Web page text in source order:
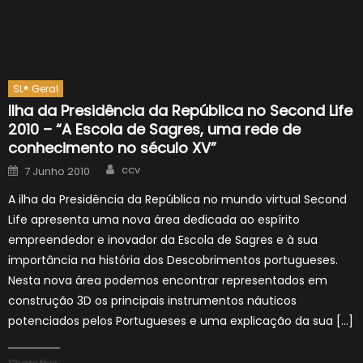
SL® Geral
Ilha da Presidência da República no Second Life
2010 – “A Escola de Sagres, uma rede de
conhecimento no século XV”
Posted
on
7 Junho 2010 Author
ccv
A ilha da Presidência da República no mundo virtual Second
Life apresenta uma nova área dedicada ao espírito
empreendedor e inovador da Escola de Sagres e à sua
importância na história dos Descobrimentos portugueses.
Nesta nova área podemos encontrar representados em
construção 3D os principais instrumentos náuticos
potenciados pelos Portugueses e uma explicação da sua […]